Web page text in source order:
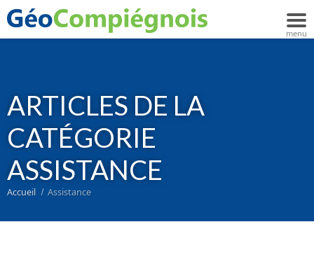
ARTICLES DE LA
CATÉGORIE
ASSISTANCE
Accueil Assistance